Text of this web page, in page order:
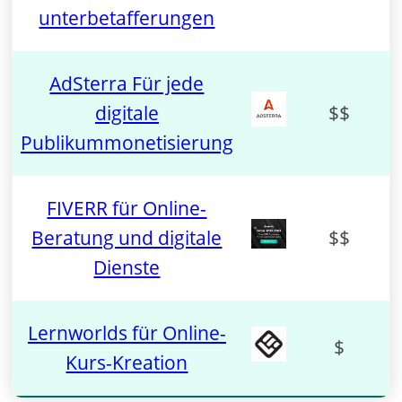
unterbetafferungen
AdSterra Für jede
digitale
Publikummonetisierung
$$
FIVERR für Online-
Beratung und digitale
Dienste
$$
Lernworlds für Online-
Kurs-Kreation
$